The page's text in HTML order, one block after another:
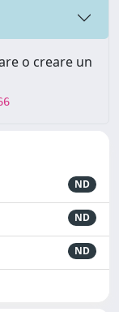
o creare un
ND
ND
ND